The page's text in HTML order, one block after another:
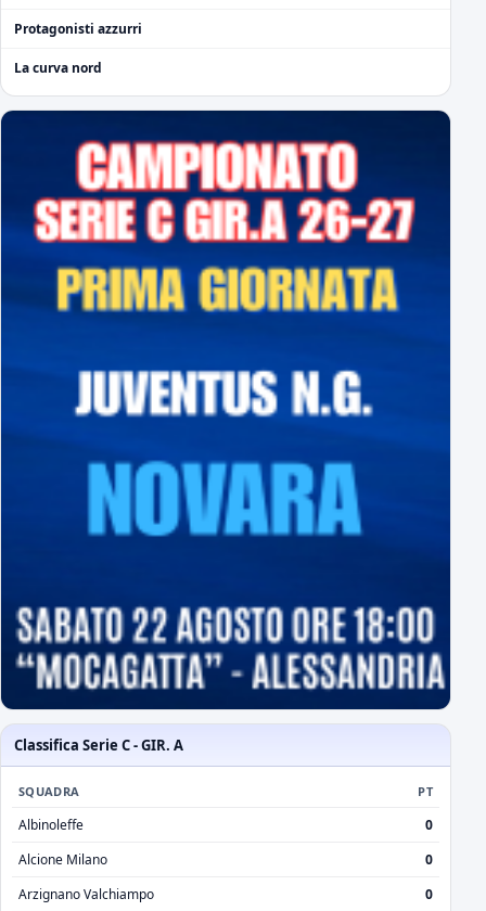
Protagonisti azzurri
La curva nord
Classifica Serie C - GIR. A
SQUADRA PT
Albinoleffe
0
Alcione Milano
0
Arzignano Valchiampo
0